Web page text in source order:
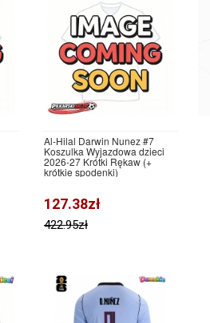
Al-Hilal Darwin Nunez #7
Koszulka Wyjazdowa dzieci
2026-27 Krótki Rękaw (+
krótkie spodenki)
127.38zł
422.95zł